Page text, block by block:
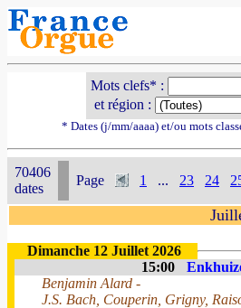
Mots clefs* :
et région :
* Dates (j/mm/aaaa) et/ou mots
70406
dates
Page 1 ... 23 24
Dimanche 12 Juillet 2026
15:00
Benjamin Alard -
J.S. Bach, Couperin, Grigny,